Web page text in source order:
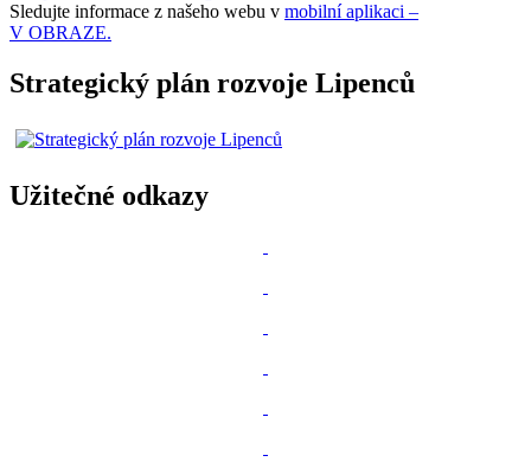
Sledujte informace z našeho webu v mobilní aplikaci –
V OBRAZE.
Strategický plán rozvoje Lipenců
Užitečné odkazy